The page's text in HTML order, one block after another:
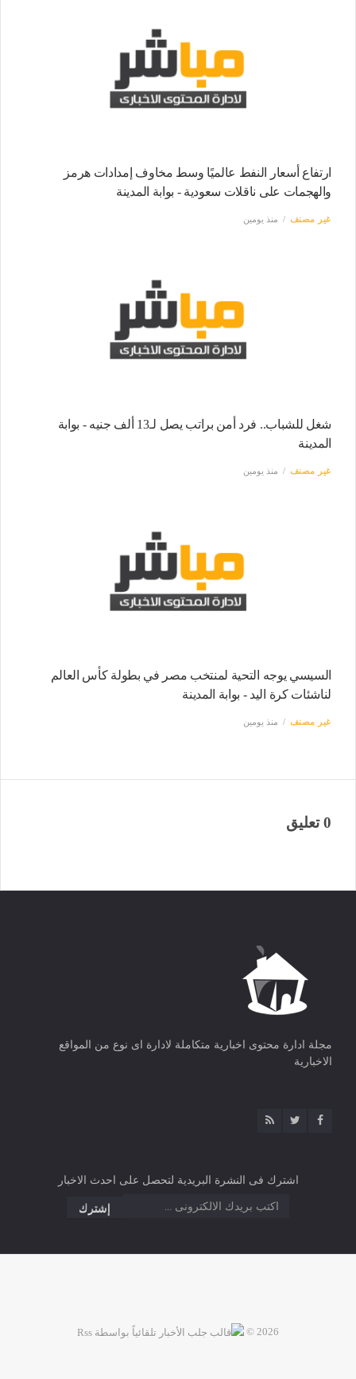
ارتفاع أسعار النفط عالميًا وسط مخاوف إمدادات هرمز
والهجمات على ناقلات سعودية - بوابة المدينة
غير مصنف منذ يومين
شغل للشباب.. فرد أمن براتب يصل لـ13 ألف جنيه - بوابة
المدينة
غير مصنف منذ يومين
السيسي يوجه التحية لمنتخب مصر في بطولة كأس العالم
لناشئات كرة اليد - بوابة المدينة
غير مصنف منذ يومين
0 تعليق
مجلة ادارة محتوى اخبارية متكاملة لادارة اى نوع من المواقع
الاخبارية
اشترك فى النشرة البريدية لتحصل على احدث الاخبار
2026 ©